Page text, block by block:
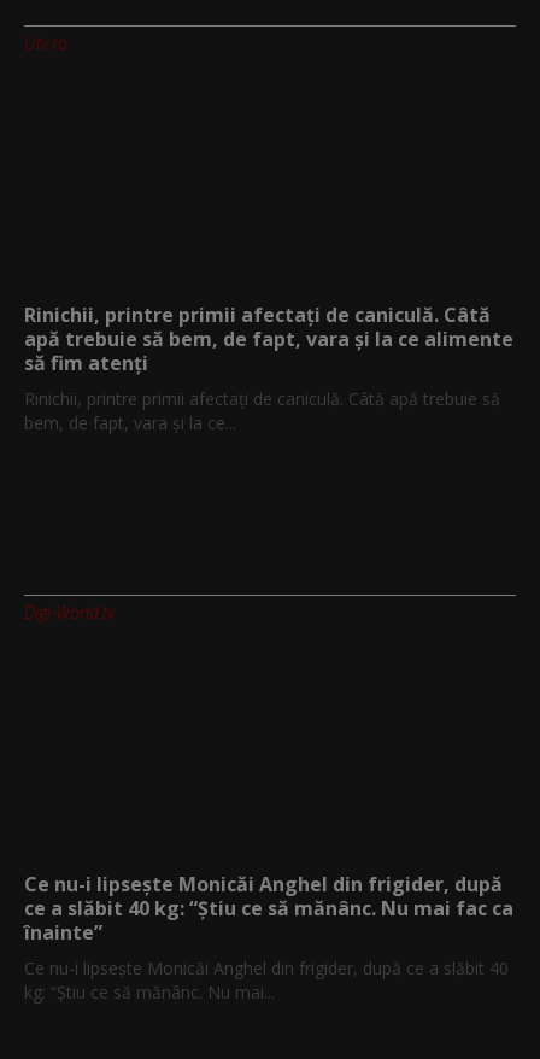
Utv.ro
Rinichii, printre primii afectați de caniculă. Câtă
apă trebuie să bem, de fapt, vara și la ce alimente
să fim atenți
Rinichii, printre primii afectați de caniculă. Câtă apă trebuie să
bem, de fapt, vara și la ce...
Digi-World.tv
Ce nu-i lipsește Monicăi Anghel din frigider, după
ce a slăbit 40 kg: “Știu ce să mănânc. Nu mai fac ca
înainte”
Ce nu-i lipsește Monicăi Anghel din frigider, după ce a slăbit 40
kg: “Știu ce să mănânc. Nu mai...